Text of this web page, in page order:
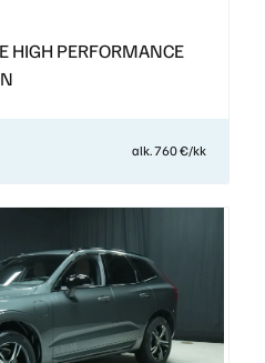
HIGH PERFORMANCE
alk. 760 €/kk